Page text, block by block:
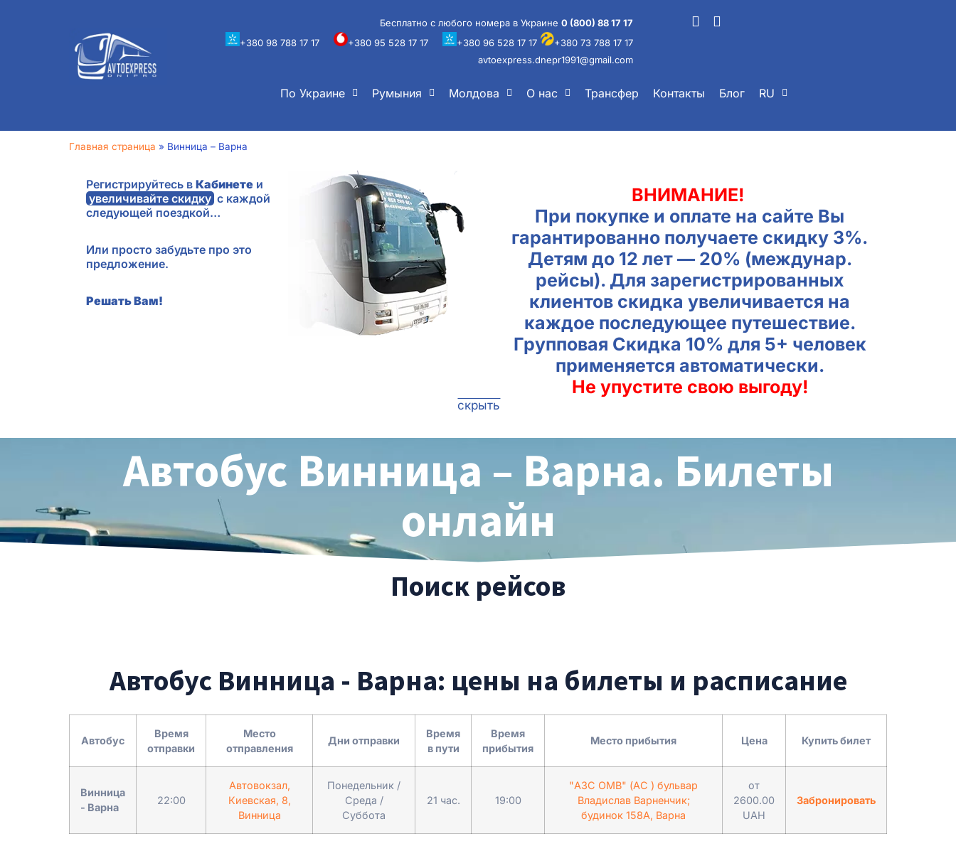
Бесплатно с любого номера в Украине 0 (800) 88 17 17
+380 98 788 17 17
+380 95 528 17 17 +380 96 528 17 17
+380 73 788 17 17
avtoexpress.dnepr1991@gmail.com
По Украине Румыния Молдова О нас Трансфер Контакты Блог RU
Главная страница » Винница – Варна
Регистрируйтесь вКабинете и
увеличивайте скидку с каждой
следующей поездкой…
Или просто забудьте про это
предложение.
Решать Вам!
ВНИМАНИЕ!
При покупке и оплате на сайте Вы
гарантированно получаете скидку 3%.
Детям до 12 лет — 20% (междунар.
рейсы). Для зарегистрированных
клиентов скидка увеличивается на
каждое последующее путешествие.
Групповая Скидка 10% для 5+ человек
применяется автоматически.
Не упустите свою выгоду!
скрыть
Автобус Винница – Варна. Билеты
онлайн
Поиск рейсов
Автобус Винница - Варна: цены на билеты и расписание
Автобус
Время
отправки
Место
отправления
Дни отправки
Время
в пути
Время
прибытия
Место прибытия Цена Купить билет
Винница
- Варна
22:00
Автовокзал,
Киевская, 8,
Винница
Понедельник /
Среда /
Суббота
21 час. 19:00
"АЗС ОМВ" (АС ) бульвар
Владислав Варненчик;
будинок 158A, Варна
от
2600.00
UAH
Забронировать